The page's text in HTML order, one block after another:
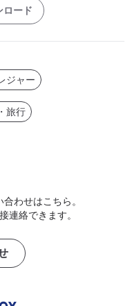
ロード
ジャー
旅行
わせはこちら。
連絡できます。